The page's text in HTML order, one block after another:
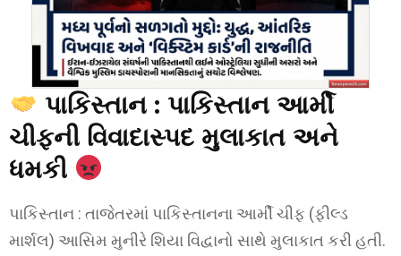
પાકિસ્તાન : પાકિસ્તાન આર્મી
ચીફની વિવાદાસ્પદ મુલાકાત અને
ધમકી
પાકિસ્તાન : તાજેતરમાં પાકિસ્તાનના આર્મી ચીફ (ફીલ્ડ
માર્શલ) આસિમ મુનીરે શિયા વિદ્વાનો સાથે મુલાકાત કરી હતી.